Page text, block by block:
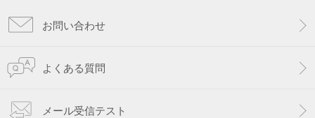
お問い合わせ
よくある質問
メール受信テスト